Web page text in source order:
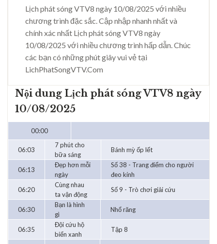
Lịch phát sóng VTV8 ngày 10/08/2025 với nhiều
chương trình đặc sắc. Cập nhập nhanh nhất và
chính xác nhất Lịch phát sóng VTV8 ngày
10/08/2025 với nhiều chương trình hấp dẫn. Chúc
các bạn có những phút giây vui vẻ tại
LichPhatSongVTV.Com
Nội dung Lịch phát sóng VTV8 ngày
10/08/2025
00:00
06:03
7 phút cho
bữa sáng
Bánh mỳ ốp lết
06:13
Đẹp hơn mỗi
ngày
Số 38 - Trang điểm cho người
đeo kính
06:20
Cùng nhau
ta vận động
Số 9 - Trò chơi giải cứu
06:30
Bạn là hình
gì
Nhổ răng
06:35
Đội cứu hộ
biển xanh
Tập 8